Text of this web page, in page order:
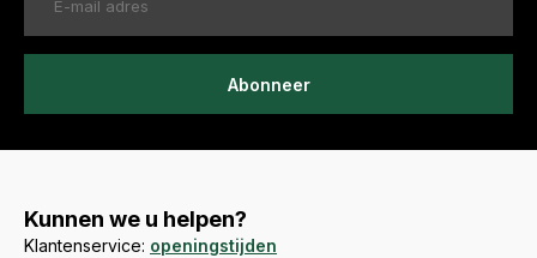
Abonneer
Kunnen we u helpen?
Klantenservice: openingstijden